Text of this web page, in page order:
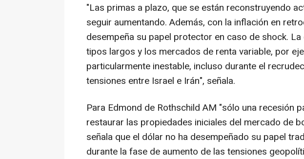
"Las primas a plazo, que se están reconstruyendo
seguir aumentando. Además, con la inflación en
desempeña su papel protector en caso de shock.
tipos largos y los mercados de renta variable, por
particularmente inestable, incluso durante el
tensiones entre Israel e Irán", señala.
Para Edmond de Rothschild AM "sólo una recesión
restaurar las propiedades iniciales del mercado de
señala que el dólar no ha desempeñado su papel
durante la fase de aumento de las tensiones